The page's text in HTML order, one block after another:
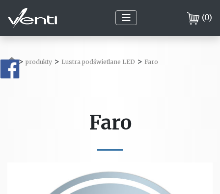
(0)
> produkty > Lustra podświetlane LED > Faro
Faro